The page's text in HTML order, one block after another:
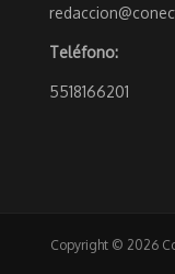
Teléfono:
5518166201
Copyright © 2026